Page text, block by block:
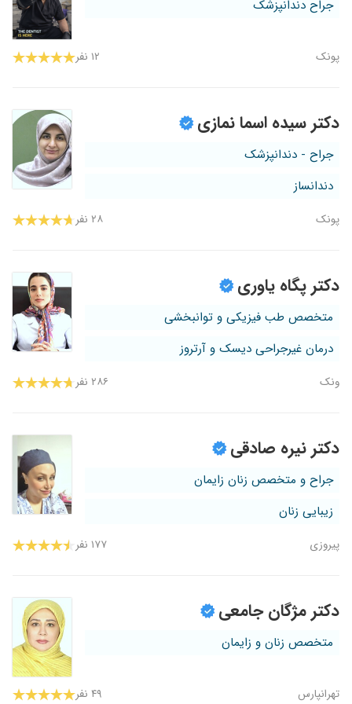
جراح دندانپزشک
پونک ۱۲ نفر
دکتر سیده اسما نمازی
جراح - دندانپزشک
دندانساز
پونک ۲۸ نفر
دکتر پگاه یاوری
متخصص طب فیزیکی و توانبخشی
درمان غیرجراحی دیسک و آرتروز
ونک ۲۸۶ نفر
دکتر نیره صادقی
جراح و متخصص زنان زایمان
زیبایی زنان
پیروزی ۱۷۷ نفر
دکتر مژگان جامعی
متخصص زنان و زایمان
تهرانپارس ۴۹ نفر